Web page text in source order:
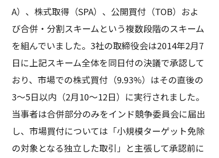
A）、株式取得（SPA）、公開買付（TOB）およ
び合併・分割スキームという複数段階のスキーム
を組んでいました。3社の取締役会は2014年2月7
日に上記スキーム全体を同日付の決議で承認して
おり、市場での株式買付（9.93%）はその直後の
3〜5日以内（2月10〜12日）に実行されました。
当事者は合併部分のみをインド競争委員会に届出
し、市場買付については「小規模ターゲット免除
の対象となる独立した取引」と主張して承認前に